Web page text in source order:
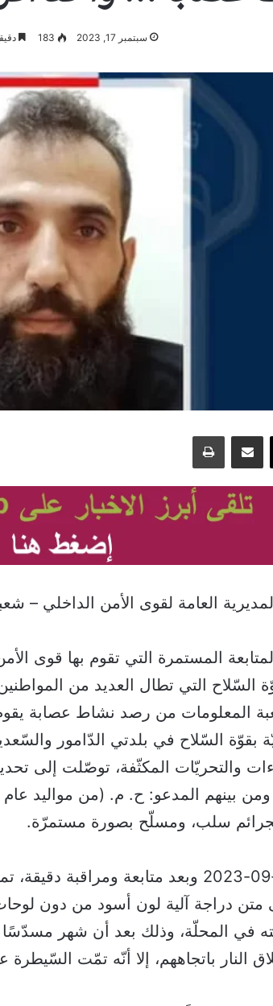
سبتمبر 17, 2023 183
‫X مشاركة عبر البريد طباعة
العامة لقوى الأمن الداخلي – شعبة
المستمرة التي تقوم بها قوى
السّلاح التي تطال العديد من
المعلومات من رصد نشاط عصابة
بقوّة السّلاح في بلدتي الدّامور
والتحريّات المكثّفة، توصّلت إلى
سلب، ومسلّح بصورة مستمرّة.
بتاريخ 05-09-2023 وبعد متابعة
دراجة آلية لون أسود من دون
في المحلّة، وذلك بعد أن شهر مسدّسًا
النار باتجاههم، إلا أنّه تمّت